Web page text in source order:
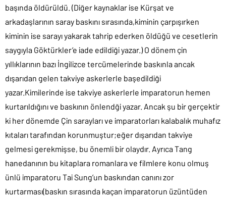
başında öldürüldü. (Diğer kaynaklar ise Kürşat ve
arkadaşlarının saray baskını sırasında,kiminin çarpışırken
kiminin ise sarayı yakarak tahrip ederken öldüğü ve cesetlerin
saygıyla Göktürkler’e iade edildiği yazar.) O dönem çin
yıllıklarının bazı İngilizce tercümelerinde baskınla ancak
dışarıdan gelen takviye askerlerle başedildiği
yazar.Kimilerinde ise takviye askerlerle imparatorun hemen
kurtarıldığını ve baskının önlendği yazar. Ancak şu bir gerçektir
ki her dönemde Çin sarayları ve imparatorları kalabalık muhafız
kıtaları tarafından korunmuştur;eğer dışarıdan takviye
gelmesi gerekmişse, bu önemli bir olaydır. Ayrıca Tang
hanedanının bu kitaplara romanlara ve filmlere konu olmuş
ünlü imparatoru Tai Sung’un baskından canını zor
kurtarması(baskın sırasında kaçan imparatorun üzüntüden